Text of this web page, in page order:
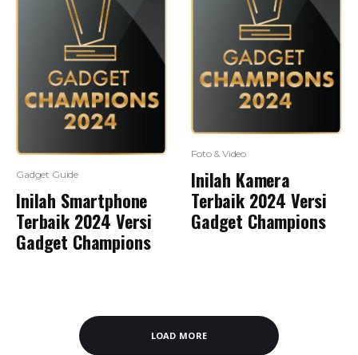
Gadget Guide
Inilah Smartphone
Terbaik 2024 Versi
Gadget Champions
Foto & Video
Inilah Kamera
Terbaik 2024 Versi
Gadget Champions
LOAD MORE